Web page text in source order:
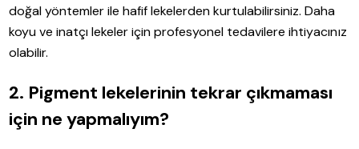
doğal yöntemler ile hafif lekelerden kurtulabilirsiniz. Daha
koyu ve inatçı lekeler için profesyonel tedavilere ihtiyacınız
olabilir.
2. Pigment lekelerinin tekrar çıkmaması
için ne yapmalıyım?